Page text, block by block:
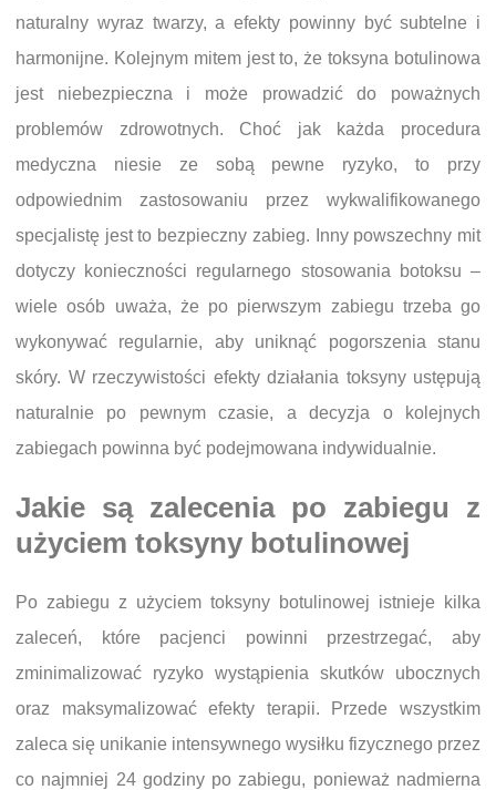
naturalny wyraz twarzy, a efekty powinny być subtelne i
harmonijne. Kolejnym mitem jest to, że toksyna botulinowa
jest niebezpieczna i może prowadzić do poważnych
problemów zdrowotnych. Choć jak każda procedura
medyczna niesie ze sobą pewne ryzyko, to przy
odpowiednim zastosowaniu przez wykwalifikowanego
specjalistę jest to bezpieczny zabieg. Inny powszechny mit
dotyczy konieczności regularnego stosowania botoksu –
wiele osób uważa, że po pierwszym zabiegu trzeba go
wykonywać regularnie, aby uniknąć pogorszenia stanu
skóry. W rzeczywistości efekty działania toksyny ustępują
naturalnie po pewnym czasie, a decyzja o kolejnych
zabiegach powinna być podejmowana indywidualnie.
Jakie są zalecenia po zabiegu z
użyciem toksyny botulinowej
Po zabiegu z użyciem toksyny botulinowej istnieje kilka
zaleceń, które pacjenci powinni przestrzegać, aby
zminimalizować ryzyko wystąpienia skutków ubocznych
oraz maksymalizować efekty terapii. Przede wszystkim
zaleca się unikanie intensywnego wysiłku fizycznego przez
co najmniej 24 godziny po zabiegu, ponieważ nadmierna